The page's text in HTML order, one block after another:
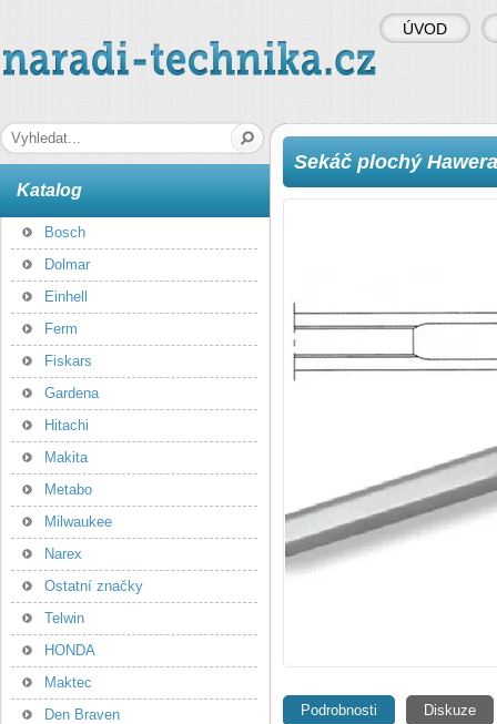
naradi-technika.cz
Sekáč plochý
Podrobnosti Diskuze
Katalog
Bosch
Dolmar
Einhell
Ferm
Fiskars
Gardena
Hitachi
Makita
Metabo
Milwaukee
Narex
Ostatní značky
Telwin
HONDA
Maktec
Den Braven
ÚVOD
Hledaná fráze